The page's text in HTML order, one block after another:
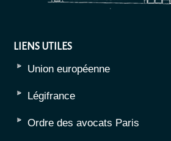
LIENS UTILES
Union européenne
Légifrance
Ordre des avocats Paris